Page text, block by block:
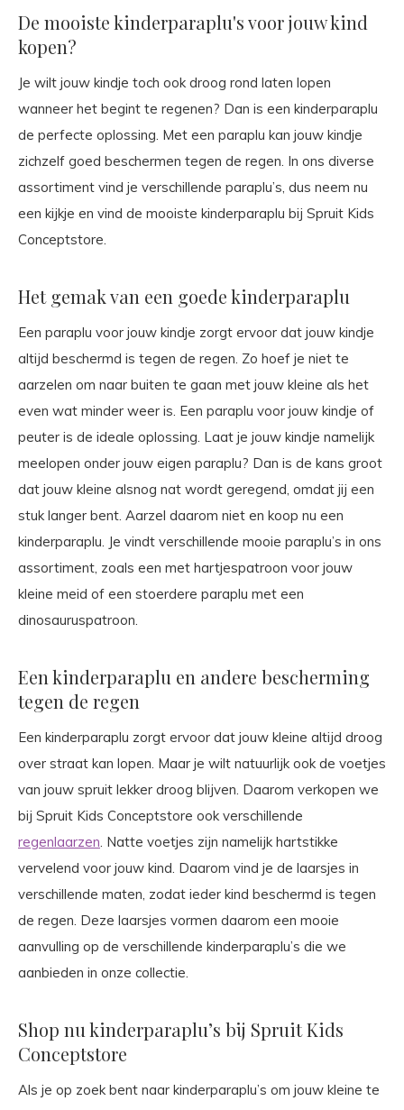
De mooiste kinderparaplu's voor jouw kind
kopen?
Je wilt jouw kindje toch ook droog rond laten lopen
wanneer het begint te regenen? Dan is een kinderparaplu
de perfecte oplossing. Met een paraplu kan jouw kindje
zichzelf goed beschermen tegen de regen. In ons diverse
assortiment vind je verschillende paraplu’s, dus neem nu
een kijkje en vind de mooiste kinderparaplu bij Spruit Kids
Conceptstore.
Het gemak van een goede kinderparaplu
Een paraplu voor jouw kindje zorgt ervoor dat jouw kindje
altijd beschermd is tegen de regen. Zo hoef je niet te
aarzelen om naar buiten te gaan met jouw kleine als het
even wat minder weer is. Een paraplu voor jouw kindje of
peuter is de ideale oplossing. Laat je jouw kindje namelijk
meelopen onder jouw eigen paraplu? Dan is de kans groot
dat jouw kleine alsnog nat wordt geregend, omdat jij een
stuk langer bent. Aarzel daarom niet en koop nu een
kinderparaplu. Je vindt verschillende mooie paraplu’s in ons
assortiment, zoals een met hartjespatroon voor jouw
kleine meid of een stoerdere paraplu met een
dinosauruspatroon.
Een kinderparaplu en andere bescherming
tegen de regen
Een kinderparaplu zorgt ervoor dat jouw kleine altijd droog
over straat kan lopen. Maar je wilt natuurlijk ook de voetjes
van jouw spruit lekker droog blijven. Daarom verkopen we
bij Spruit Kids Conceptstore ook verschillende
regenlaarzen. Natte voetjes zijn namelijk hartstikke
vervelend voor jouw kind. Daarom vind je de laarsjes in
verschillende maten, zodat ieder kind beschermd is tegen
de regen. Deze laarsjes vormen daarom een mooie
aanvulling op de verschillende kinderparaplu’s die we
aanbieden in onze collectie.
Shop nu kinderparaplu’s bij Spruit Kids
Conceptstore
Als je op zoek bent naar kinderparaplu’s om jouw kleine te